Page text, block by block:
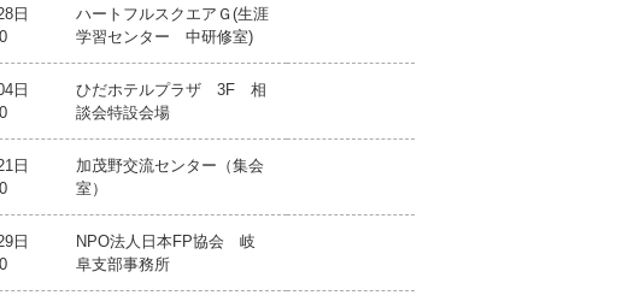
日
ハートフルスクエアＧ(生涯
学習センター 中研修室)
日
ひだホテルプラザ 3F 相
談会特設会場
日
加茂野交流センター（集会
室）
日
NPO法人日本FP協会 岐
阜支部事務所